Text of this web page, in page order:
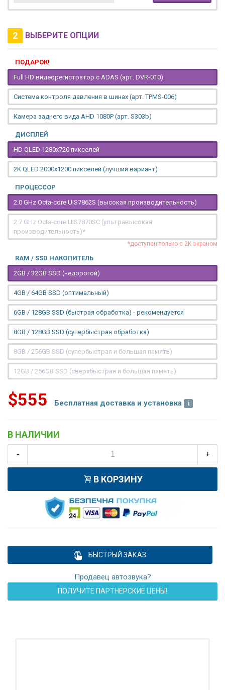
2 ВЫБЕРИТЕ ОПЦИИ
ПОДАРОК!
Full HD видеорегистратор с ADAS (арт. DVR-010)
Система контроля давления в шинах (арт. TPMS-006)
Камера заднего вида AHD 1080P (арт. S303b)
ДИСПЛЕЙ
HD QLED 1280x720 пикселей
2K QLED 2000х1200 пикселей (лучший вариант)
ПРОЦЕССОР
2.0 GHz Octa-core UIS7862S (высокая производительность)
2.7 GHz Octa-core UIS7870SC (ультравысокая
производительность)*
*доступен только с 2K экраном
RAM / SSD НАКОПИТЕЛЬ
2GB / 32GB SSD (недорогой)
4GB / 64GB SSD (оптимальный)
6GB / 128GB SSD (быстрая обработка) - рекомендуется
8GB / 128GB SSD (супербыстрая обработка)
8GB / 256GB SSD (супербыстрая и большая память)
12GB / 256GB SSD (сверхбыстрая и большая память)
$555 Бесплатная доставка и установка
В НАЛИЧИИ
- +
В КОРЗИНУ
БЫСТРЫЙ ЗАКАЗ
Продавец автозвука?
ПОЛУЧИТЕ ПАРТНЕРСКИЕ ЦЕНЫ!